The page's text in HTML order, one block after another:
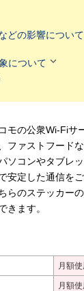
どの影響について
について 
モの公衆Wi-Fiサ
ファストフード
ソコンやタブレ
安定した通信をご
らのステッカー
きます。
月額
月額